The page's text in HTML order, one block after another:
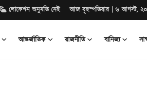
লোকেশন অনুমতি নেই আজ বৃহস্পতিবার | ৬ আগস্ট,
আন্তর্জাতিক রাজনীতি বানিজ্য